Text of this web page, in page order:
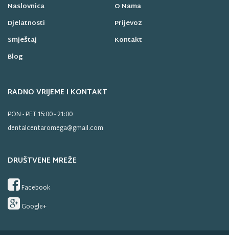
Naslovnica
O Nama
Djelatnosti
Prijevoz
Smještaj
Kontakt
Blog
RADNO VRIJEME I KONTAKT
PON - PET 15:00 - 21:00
dentalcentaromega@gmail.com
DRUŠTVENE MREŽE
Facebook
Google+